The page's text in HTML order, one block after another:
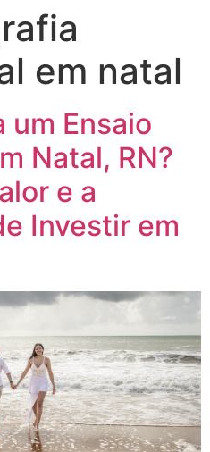
em natal
um Ensaio
Natal, RN?
e a
Investir em